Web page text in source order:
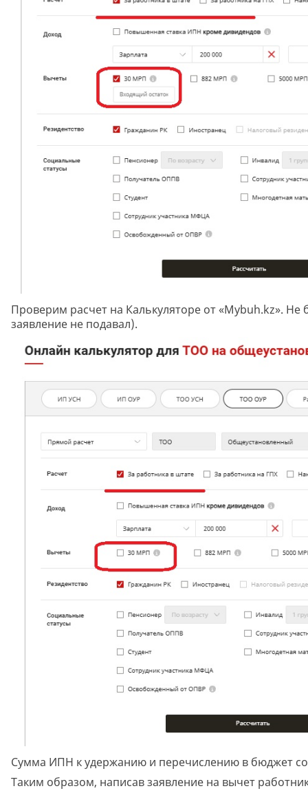
Проверим расчет на Калькуляторе от «Mybuh.kz».
заявление не подавал).
Сумма ИПН к удержанию и перечислению в бюджет
Таким образом, написав заявление на вычет